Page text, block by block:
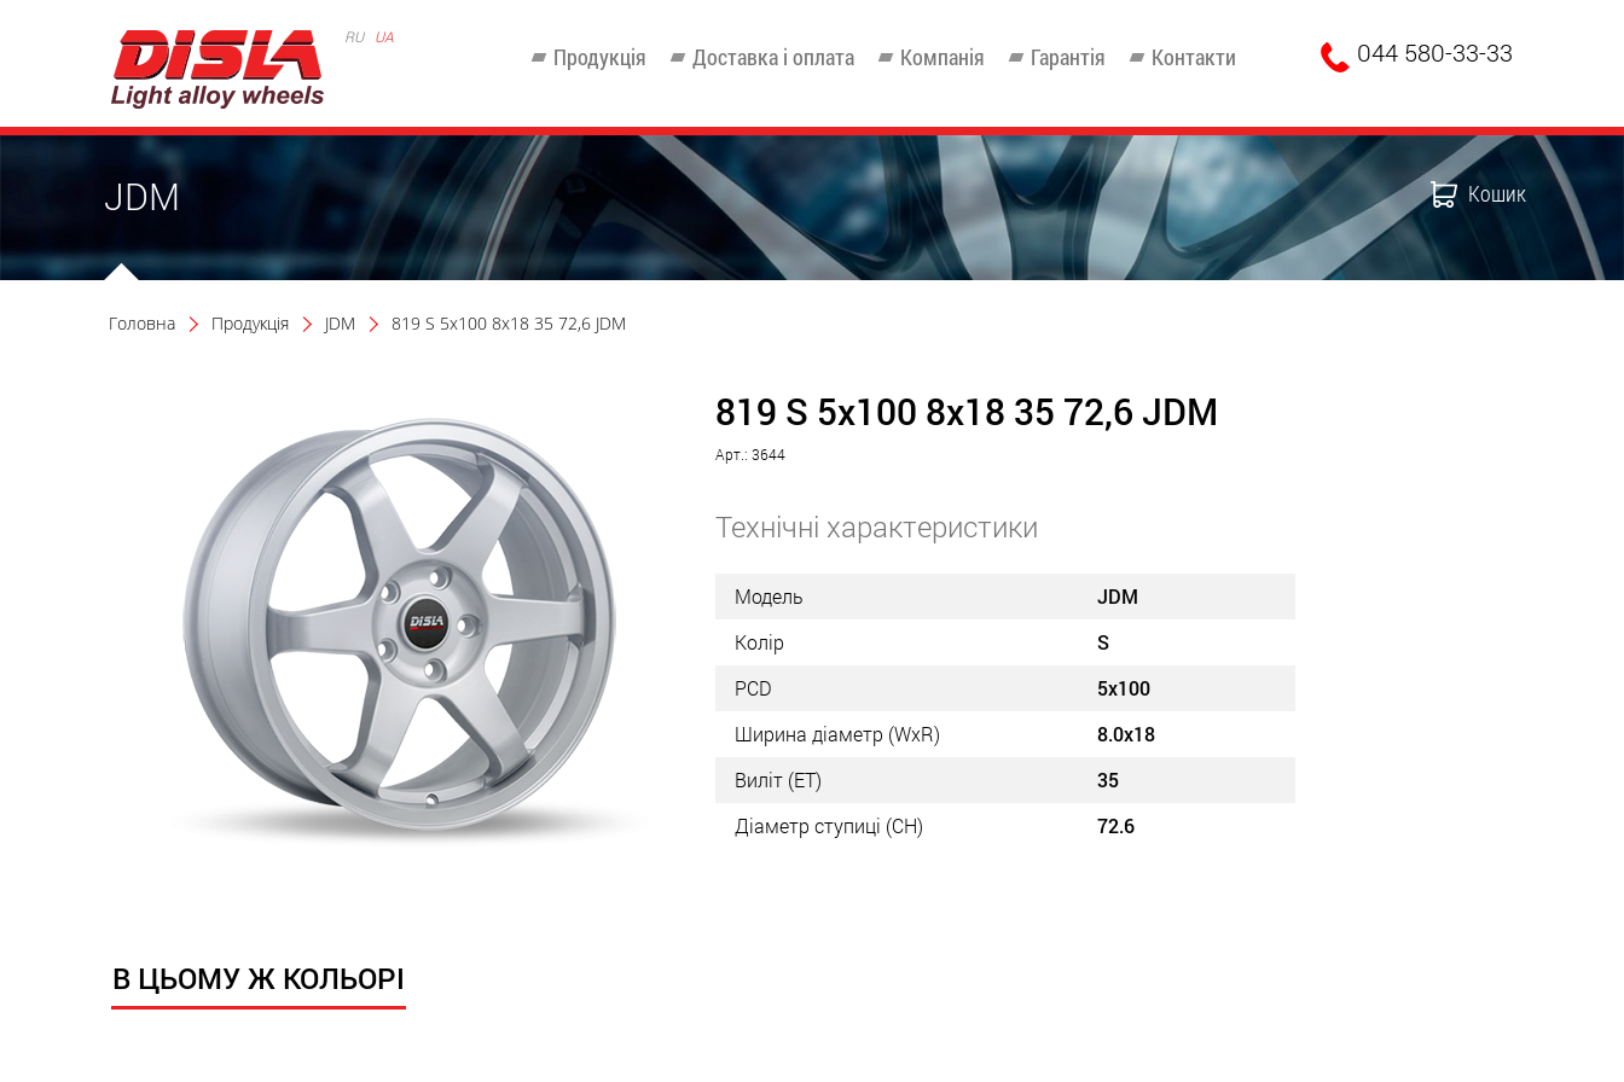
RU UA 044 580-33-33
Продукція Доставка і оплата Компанія Гарантія Контакти
JDM Кошик
Головна Продукція JDM 819 S 5x100 8x18 35 72,6 JDM
819 S 5x100 8x18 35 72,6 JDM
Арт.: 3644
Технічні характеристики
Модель
JDM
Колір
S
PCD
5x100
Ширина діаметр (WxR)
8.0x18
Виліт (ET)
35
Діаметр ступиці (СН)
72.6
В ЦЬОМУ Ж КОЛЬОРІ